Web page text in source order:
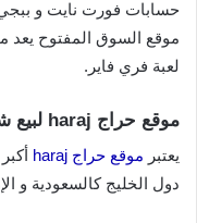
حسابات فورت نايت و ببجي
موقع السوق المفتوح يعد
لعبة فري فاير.
موقع حراج haraj لبيع شراء حسابات فري فاير عشوائية
يعتبر موقع حراج haraj
دول الخليج كالسعودية و